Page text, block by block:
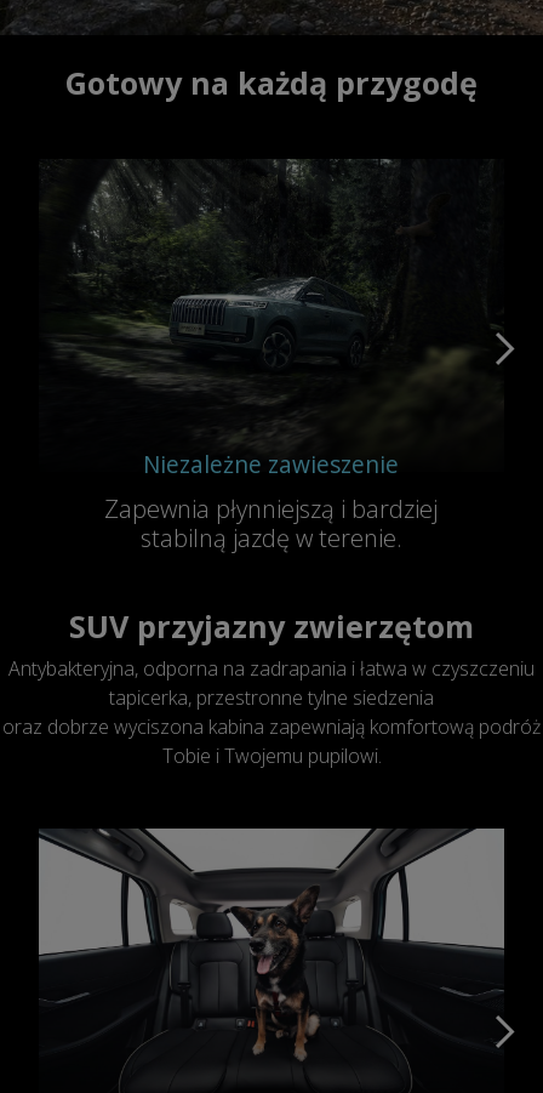
Gotowy na każdą przygodę
Niezależne zawieszenie
Zapewnia płynniejszą i bardziej
stabilną jazdę w terenie.
SUV przyjazny zwierzętom
Antybakteryjna, odporna na zadrapania i łatwa w czyszczeniu
tapicerka, przestronne tylne siedzenia
oraz dobrze wyciszona kabina zapewniają komfortową podróż
Tobie i Twojemu pupilowi.